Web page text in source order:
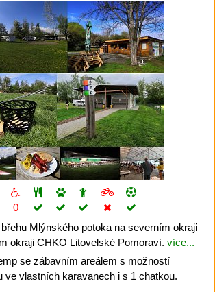
0
břehu Mlýnského potoka na severním okraji
okraji CHKO Litovelské Pomoraví. více...
se zábavním areálem s možností
ve vlastních karavanech i s 1 chatkou.